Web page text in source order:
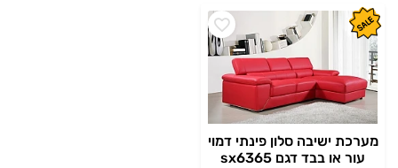
מערכת ישיבה סלון פינתי דמוי
עור או בבד דגם sx6365